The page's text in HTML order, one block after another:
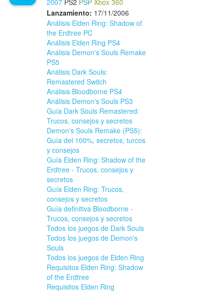
Lanzamiento: 17/11/2006
Análisis Elden Ring: Shadow of
the Erdtree PC
Análisis Elden Ring PS4
Análisis Demon's Souls Remake
PS5
Análisis Dark Souls:
Remastered Switch
Análisis Bloodborne PS4
Análisis Demon's Souls PS3
Guía Dark Souls Remastered:
Trucos, consejos y secretos
Demon's Souls Remake (PS5):
Guía del 100%, secretos, turcos
y consejos
Guía Elden Ring: Shadow of the
Erdtree - Trucos, consejos y
secretos
Guía Elden Ring: Trucos,
consejos y secretos
Guía definitiva Bloodborne -
Trucos, consejos y secretos
Todos los juegos de Dark Souls
Todos los juegos de Demon's
Souls
Todos los juegos de Elden Ring
Requisitos Elden Ring: Shadow
of the Erdtree
Requisitos Elden Ring